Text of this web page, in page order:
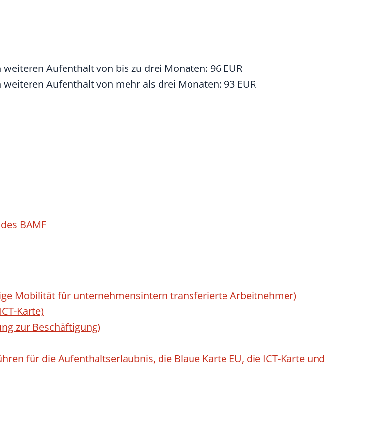
Aufenthalt von bis zu drei Monaten: 96 EUR
Aufenthalt von mehr als drei Monaten: 93 EUR
BAMF
Mobilität für unternehmensintern transferierte Arbeitnehmer)
Karte)
zur Beschäftigung)
für die Aufenthaltserlaubnis, die Blaue Karte EU, die ICT-Karte und